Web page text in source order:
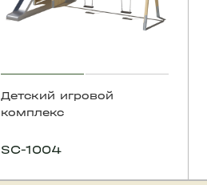
Детский игровой
комплекс
SC-1004